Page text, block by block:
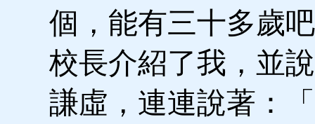
個，能有三十多歲
校長介紹了我，並
謙虛，連連說著：